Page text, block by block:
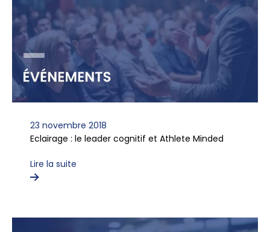
23 novembre 2018
Eclairage : le leader cognitif et Athlete Minded
Lire la suite